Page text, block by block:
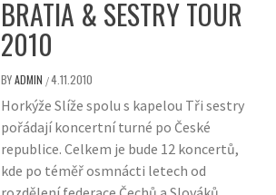
BRATIA & SESTRY TOUR
2010
BYADMIN /4.11.2010
Horkýže Slíže spolu s kapelou Tři sestry
pořádají koncertní turné po České
republice. Celkem je bude 12 koncertů,
kde po téměř osmnácti letech od